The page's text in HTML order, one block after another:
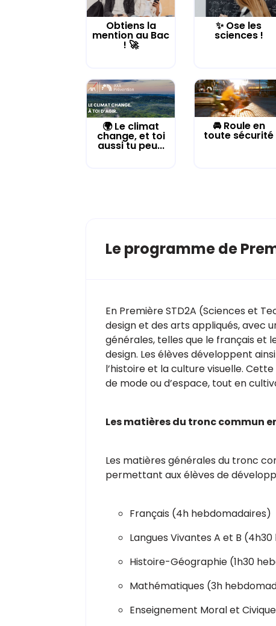
Obtiens la
mention au Bac
! 🚀
✨ Ose les
sciences !
🌍 Le climat
change, et toi
aussi tu peu...
🚘 Roule en
toute sécurité
Le programme de
En Première STD2A (Sciences et
design et des arts appliqués, avec
générales, telles que le français et
design. Les élèves développent
l’histoire et la culture visuelle.
de mode ou d’espace, tout en
Les matières du tronc commun
Les matières générales du tronc
permettant aux élèves de
Français (4h hebdomadaires)
Langues Vivantes A et B
Histoire-Géographie (1h30
Mathématiques (3h
Enseignement Moral et